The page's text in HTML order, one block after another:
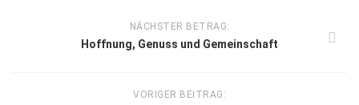
NÄCHSTER BETRAG:
Hoffnung, Genuss und Gemeinschaft
VORIGER BEITRAG: